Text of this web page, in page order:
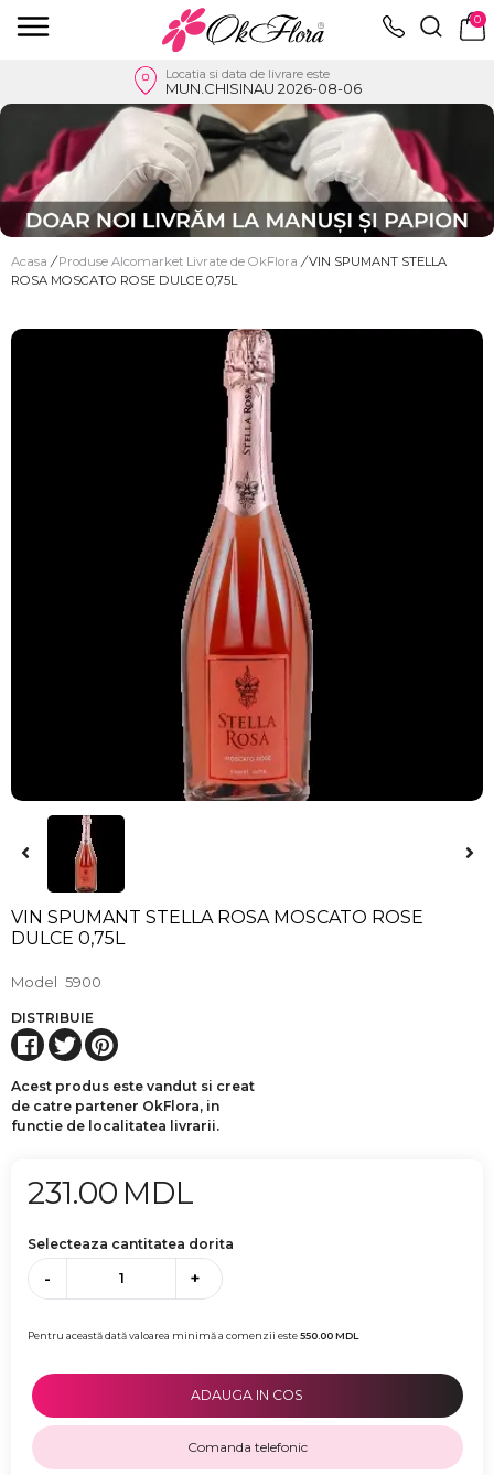
0
Locatia si data de livrare este
MUN.CHISINAU 2026-08-06
Acasa / Produse Alcomarket Livrate de OkFlora / VIN SPUMANT STELLA
ROSA MOSCATO ROSE DULCE 0,75L
VIN SPUMANT STELLA ROSA MOSCATO ROSE
DULCE 0,75L
Model 5900
DISTRIBUIE
Acest produs este vandut si creat
de catre partener OkFlora, in
functie de localitatea livrarii.
231.00 MDL
Selecteaza cantitatea dorita
- +
Pentru această dată valoarea minimă a comenzii este550.00MDL
ADAUGA IN COS
Comanda telefonic